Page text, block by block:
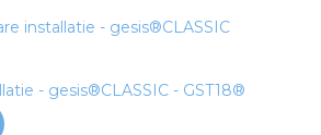
- gesis®CLASSIC - GST18®